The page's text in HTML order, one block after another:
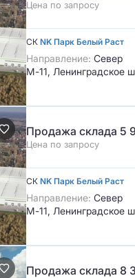
Цена по запросу
СК NK Парк Белый Раст
Направление: Север
М-11, Ленинградское
Продажа склада 5
Цена по запросу
СК NK Парк Белый Раст
Направление: Север
М-11, Ленинградское
Продажа склада 8